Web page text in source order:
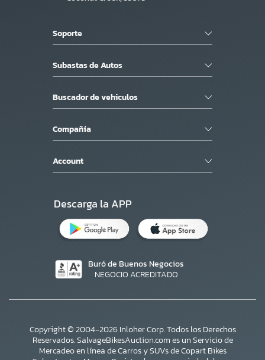
Soporte
Subastas de Autos
Buscador de vehiculos
Compañía
Account
Descarga la APP
Buró de Buenos Negocios
NEGOCIO ACREDITADO
Copyright © 2004-2026 Inloher Corp. Todos los Derechos
Reservados. SalvageBikesAuction.com es un Servicio de
Mercadeo en línea de Carros y SUVs de Copart Bikes